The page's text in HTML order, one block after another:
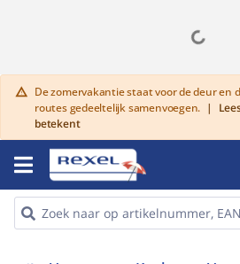
warning De zomervakantie staat voor de deur en
routes gedeeltelijk samenvoegen. |
betekent